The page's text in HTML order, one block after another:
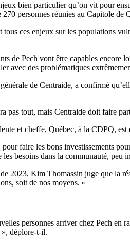
bien particulier qu’on vit pour
personnes réunies au Capitole de
ces enjeux sur les populations
de Pech vont être capables
avec des problématiques
de Centraide, a confirmé
pas tout, mais Centraide doit faire
et cheffe, Québec, à la CDPQ,
faire les bons investissements
besoins dans la communauté, peu
2023, Kim Thomassin juge que la
soit de nos moyens. »
personnes arriver chez Pech en
», déplore-t-il.